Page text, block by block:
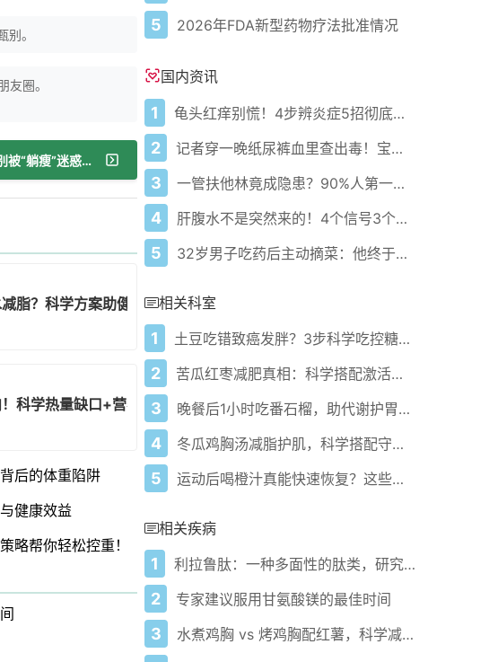
。
圈。
下一篇：脂肪抖动机能减肥？别被“躺瘦”迷惑——科学减重靠饮食+主动运动
脂？科学方案助健康瘦身
科学热量缺口+营养搭配方案
后的体重陷阱
健康效益
略帮你轻松控重！
5 2026年FDA新型药物疗法批准情况
国内资讯
1 龟头红痒别慌！4步辨炎症5招彻底防复发
2 记者穿一晚纸尿裤血里查出毒！宝宝血液浓度竟是成人的5倍？
3 一管扶他林竟成隐患？90%人第一步就错了！
4 肝腹水不是突然来的！4个信号3个管理要点别等肚子鼓起来
5 32岁男子吃药后主动摘菜：他终于活过来了？
相关科室
1 土豆吃错致癌发胖？3步科学吃控糖减脂
2 苦瓜红枣减肥真相：科学搭配激活燃脂通路
3 晚餐后1小时吃番石榴，助代谢护胃有妙招！
4 冬瓜鸡胸汤减脂护肌，科学搭配守护肌肉不流失
5 运动后喝橙汁真能快速恢复？这些科学喝法提升表现！
相关疾病
1 利拉鲁肽：一种多面性的肽类，研究前景不断扩展
2 专家建议服用甘氨酸镁的最佳时间
3 水煮鸡胸 vs 烤鸡胸配红薯，科学减脂大不同！